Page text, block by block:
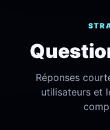
Réponses
utilisateurs et